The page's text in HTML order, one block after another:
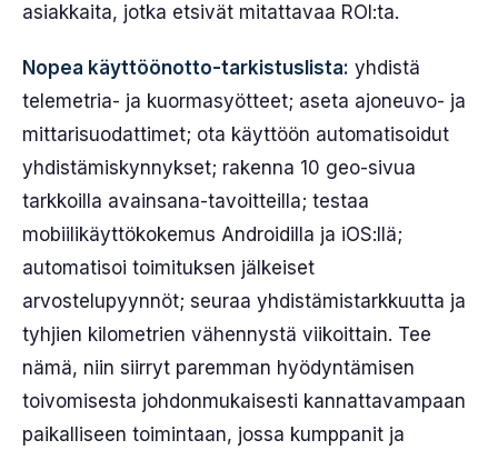
asiakkaita, jotka etsivät mitattavaa ROI:ta.
Nopea käyttöönotto-tarkistuslista: yhdistä
telemetria- ja kuormasyötteet; aseta ajoneuvo- ja
mittarisuodattimet; ota käyttöön automatisoidut
yhdistämiskynnykset; rakenna 10 geo-sivua
tarkkoilla avainsana-tavoitteilla; testaa
mobiilikäyttökokemus Androidilla ja iOS:llä;
automatisoi toimituksen jälkeiset
arvostelupyynnöt; seuraa yhdistämistarkkuutta ja
tyhjien kilometrien vähennystä viikoittain. Tee
nämä, niin siirryt paremman hyödyntämisen
toivomisesta johdonmukaisesti kannattavampaan
paikalliseen toimintaan, jossa kumppanit ja